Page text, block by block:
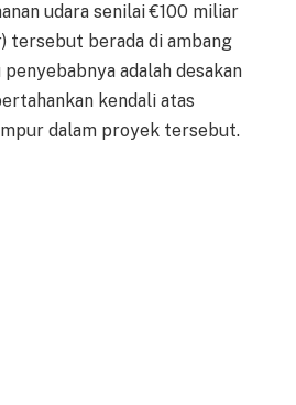
udara senilai €100 miliar
tersebut berada di ambang
adalah desakan
kendali atas
dalam proyek tersebut.